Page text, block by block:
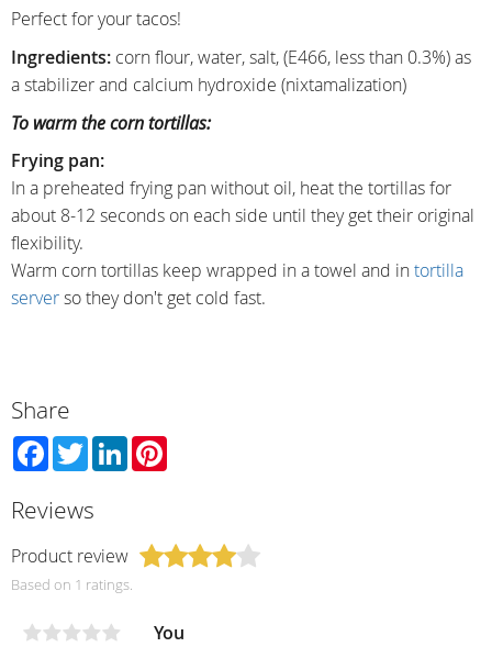
Perfect for your tacos!
Ingredients: corn flour, water, salt,(E466, less than 0.3%) as
a stabilizerand calcium hydroxide (nixtamalization)
To warm the corn tortillas:
Frying pan:
In a preheated frying pan without oil, heat the tortillas for
about 8-12 seconds on each side until they get their original
flexibility.
Warm corn tortillas keep wrapped in a towel and intortilla
serverso they don't get cold fast.
Share
Facebook
TwitterLinkedIn
Reviews
Product review
Based on 1 ratings.
You